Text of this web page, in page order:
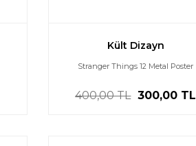
Kült Dizayn
Stranger Things 12 Metal Poster
400,00 TL 300,00 TL